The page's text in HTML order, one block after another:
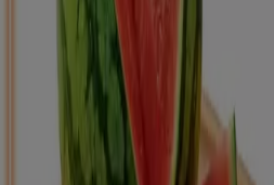
Descargar la APP
Tiendeo international